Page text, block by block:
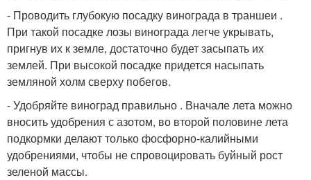
- Проводить глубокую посадку винограда в траншеи .
При такой посадке лозы винограда легче укрывать,
пригнув их к земле, достаточно будет засыпать их
землей. При высокой посадке придется насыпать
земляной холм сверху побегов.
- Удобряйте виноград правильно . Вначале лета можно
вносить удобрения с азотом, во второй половине лета
подкормки делают только фосфорно-калийными
удобрениями, чтобы не спровоцировать буйный рост
зеленой массы.